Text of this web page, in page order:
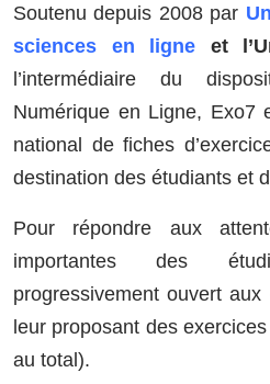
Soutenu depuis 2008 par
sciences en ligne et
l’intermédiaire du
Numérique en Ligne, Exo7
national de fiches
destination des étudiants et
Pour répondre aux
importantes des
progressivement ouvert
leur proposant des
au total).